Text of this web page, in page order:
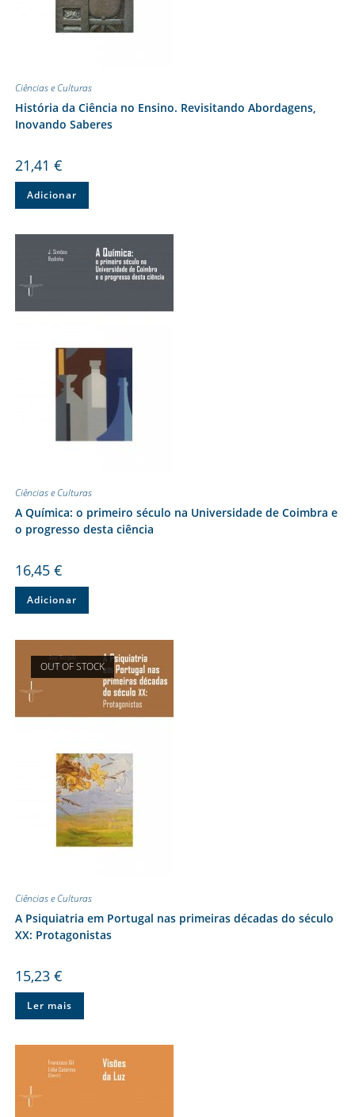
Ciências e Culturas
História da Ciência no Ensino. Revisitando Abordagens,
Inovando Saberes
21,41 €
Adicionar
Ciências e Culturas
A Química: o primeiro século na Universidade de Coimbra e
o progresso desta ciência
16,45 €
Adicionar
OUT OF STOCK
Ciências e Culturas
A Psiquiatria em Portugal nas primeiras décadas do século
XX: Protagonistas
15,23 €
Ler mais